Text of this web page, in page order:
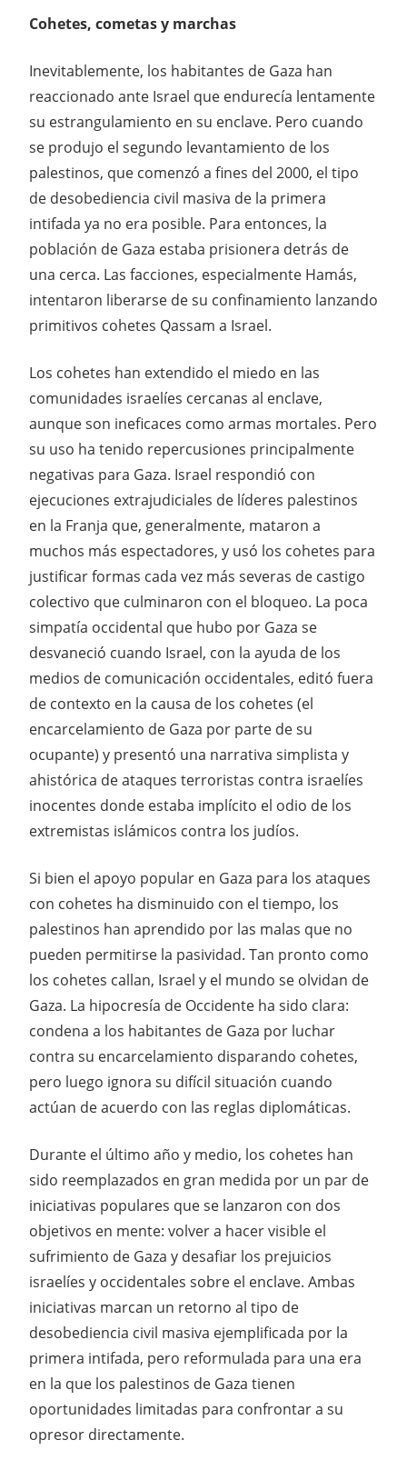
Cohetes, cometas y marchas
Inevitablemente, los habitantes de Gaza han
reaccionado ante Israel que endurecía lentamente
su estrangulamiento en su enclave. Pero cuando
se produjo el segundo levantamiento de los
palestinos, que comenzó a fines del 2000, el tipo
de desobediencia civil masiva de la primera
intifada ya no era posible. Para entonces, la
población de Gaza estaba prisionera detrás de
una cerca. Las facciones, especialmente Hamás,
intentaron liberarse de su confinamiento lanzando
primitivos cohetes Qassam a Israel.
Los cohetes han extendido el miedo en las
comunidades israelíes cercanas al enclave,
aunque son ineficaces como armas mortales. Pero
su uso ha tenido repercusiones principalmente
negativas para Gaza. Israel respondió con
ejecuciones extrajudiciales de líderes palestinos
en la Franja que, generalmente, mataron a
muchos más espectadores, y usó los cohetes para
justificar formas cada vez más severas de castigo
colectivo que culminaron con el bloqueo. La poca
simpatía occidental que hubo por Gaza se
desvaneció cuando Israel, con la ayuda de los
medios de comunicación occidentales, editó fuera
de contexto en la causa de los cohetes (el
encarcelamiento de Gaza por parte de su
ocupante) y presentó una narrativa simplista y
ahistórica de ataques terroristas contra israelíes
inocentes donde estaba implícito el odio de los
extremistas islámicos contra los judíos.
Si bien el apoyo popular en Gaza para los ataques
con cohetes ha disminuido con el tiempo, los
palestinos han aprendido por las malas que no
pueden permitirse la pasividad. Tan pronto como
los cohetes callan, Israel y el mundo se olvidan de
Gaza. La hipocresía de Occidente ha sido clara:
condena a los habitantes de Gaza por luchar
contra su encarcelamiento disparando cohetes,
pero luego ignora su difícil situación cuando
actúan de acuerdo con las reglas diplomáticas.
Durante el último año y medio, los cohetes han
sido reemplazados en gran medida por un par de
iniciativas populares que se lanzaron con dos
objetivos en mente: volver a hacer visible el
sufrimiento de Gaza y desafiar los prejuicios
israelíes y occidentales sobre el enclave. Ambas
iniciativas marcan un retorno al tipo de
desobediencia civil masiva ejemplificada por la
primera intifada, pero reformulada para una era
en la que los palestinos de Gaza tienen
oportunidades limitadas para confrontar a su
opresor directamente.